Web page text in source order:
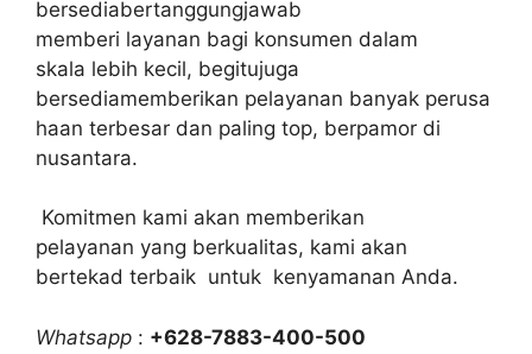
bersediabertanggungjawab
memberi layanan bagi konsumen dalam
skala lebih kecil, begitujuga
bersediamemberikan pelayanan banyak perusa
haan terbesar dan paling top, berpamor di
nusantara.
Komitmen kami akan memberikan
pelayanan yang berkualitas, kami akan
bertekad terbaik untuk kenyamanan Anda.
Whatsapp : +628-7883-400-500